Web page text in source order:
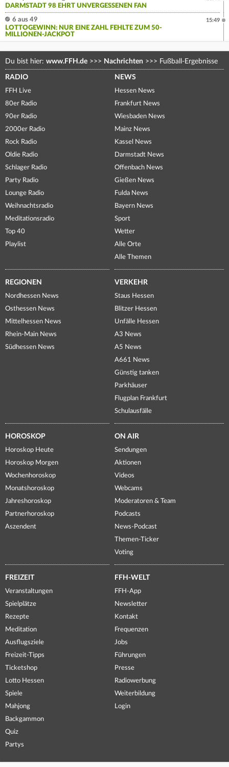
DARMSTADT 98 EHRT UNVERGESSENEN FAN
6 aus 49
LOTTOGEWINN: NUR EINE ZAHL FEHLTE ZUM 50-
MILLIONEN-JACKPOT
15:49
Du bist hier: www.FFH.de >>> Nachrichten >>> Fußball-Ergebnisse
RADIO
FFH Live
80er Radio
90er Radio
2000er Radio
Rock Radio
Oldie Radio
Schlager Radio
Party Radio
Lounge Radio
Weihnachtsradio
Meditationsradio
Top 40
Playlist
NEWS
Hessen News
Frankfurt News
Wiesbaden News
Mainz News
Kassel News
Darmstadt News
Offenbach News
Gießen News
Fulda News
Bayern News
Sport
Wetter
Alle Orte
Alle Themen
REGIONEN
Nordhessen News
Osthessen News
Mittelhessen News
Rhein-Main News
Südhessen News
VERKEHR
Staus Hessen
Blitzer Hessen
Unfälle Hessen
A3 News
A5 News
A661 News
Günstig tanken
Parkhäuser
Flugplan Frankfurt
Schulausfälle
HOROSKOP
Horoskop Heute
Horoskop Morgen
Wochenhoroskop
Monatshoroskop
Jahreshoroskop
Partnerhoroskop
Aszendent
ON AIR
Sendungen
Aktionen
Videos
Webcams
Moderatoren & Team
Podcasts
News-Podcast
Themen-Ticker
Voting
FREIZEIT
Veranstaltungen
Spielplätze
Rezepte
Meditation
Ausflugsziele
Freizeit-Tipps
Ticketshop
Lotto Hessen
Spiele
Mahjong
Backgammon
Quiz
Partys
FFH-WELT
FFH-App
Newsletter
Kontakt
Frequenzen
Jobs
Führungen
Presse
Radiowerbung
Weiterbildung
Login